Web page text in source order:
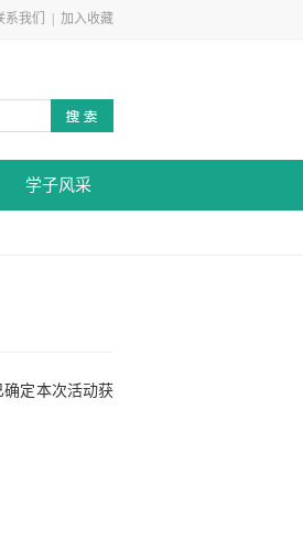
系我们 加入收藏
学子风采
确定本次活动获